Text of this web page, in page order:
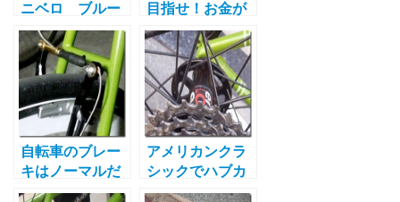
ニベロ ブルー
ノで夜ポタリン
グ 自転車お手
入れメンテナン
スの為入院も
目指せ！お金が
無くても出来る
４つのカスタム
とは
自転車のブレー
キはノーマルだ
と危険！数百円
アメリカンクラ
シックでハブカ
スタム！ミニベ